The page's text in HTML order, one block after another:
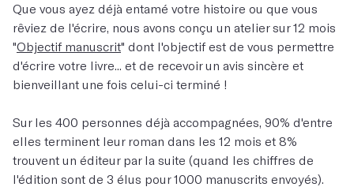
Que vous ayez déjà entamé votre histoire ou que vous
rêviez de l'écrire, nous avons conçu un atelier sur 12 mois
"Objectif manuscrit" dont l'objectif est de vous permettre
d'écrire votre livre... et de recevoir un avis sincère et
bienveillant une fois celui-ci terminé !
Sur les 400 personnes déjà accompagnées, 90% d'entre
elles terminent leur roman dans les 12 mois et 8%
trouvent un éditeur par la suite (quand les chiffres de
l'édition sont de 3 élus pour 1000 manuscrits envoyés).